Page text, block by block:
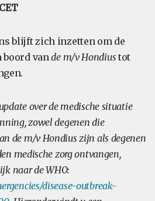
blijft zich inzetten om de
boord vande m/v Hondius tot
over de medische situatie
zowel degenen die
de m/v Hondius zijn als degenen
medische zorg ontvangen,
naar de WHO:
disease-outbreak-